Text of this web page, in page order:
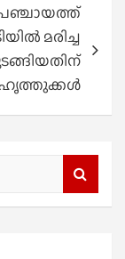
പഞ്ചായത്ത്
മരിച്ച